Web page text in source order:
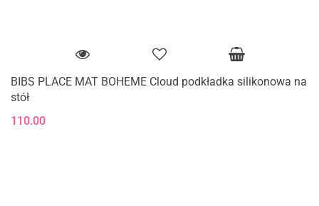
BIBS PLACE MAT BOHEME Cloud podkładka silikonowa na
stół
110.00